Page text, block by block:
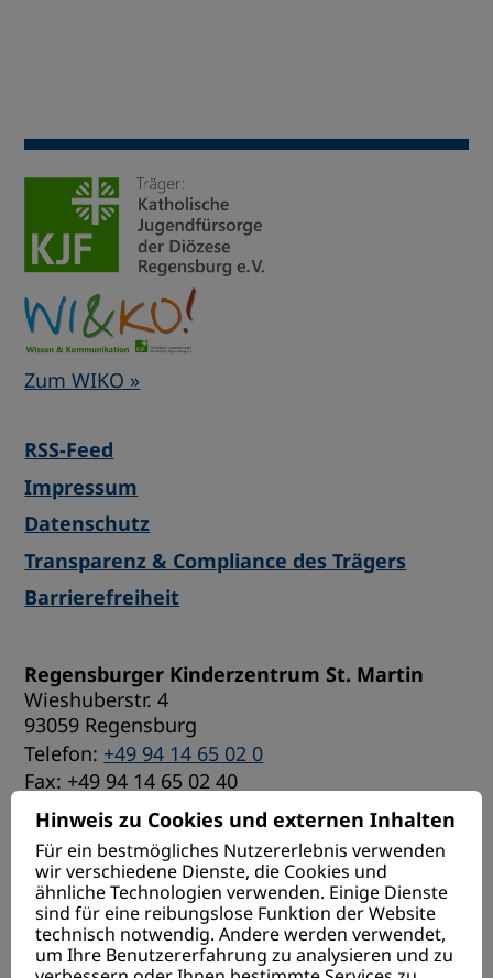
Zum WIKO »
RSS-Feed
Impressum
Datenschutz
Transparenz & Compliance des Trägers
Barrierefreiheit
Regensburger Kinderzentrum St. Martin
Wieshuberstr. 4
93059 Regensburg
Telefon: +49 94 14 65 02 0
Fax: +49 94 14 65 02 40
E-Mail:info@kinderzentrum-regensburg.de
Spendenkonto
VR Bank Niederbayern-Oberpfalz eG
DE09 7509 0900 9098 6076 16
Hinweis zu Cookies und externen Inhalten
Für ein bestmögliches Nutzererlebnis verwenden
wir verschiedene Dienste, die Cookies und
ähnliche Technologien verwenden. Einige Dienste
sind für eine reibungslose Funktion der Website
technisch notwendig. Andere werden verwendet,
um Ihre Benutzererfahrung zu analysieren und zu